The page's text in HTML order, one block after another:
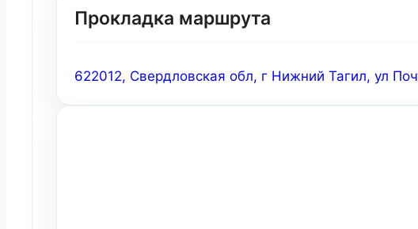
Прокладка маршрута
622012, Свердловская обл, г Нижний Тагил, ул